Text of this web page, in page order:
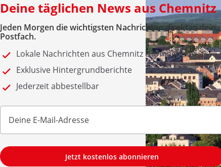
Deine täglichen News aus Chemnitz
Jeden Morgen die wichtigsten Nachrichten direkt in dein
Postfach.
Lokale Nachrichten aus Chemnitz & Umgebung
Exklusive Hintergrundberichte
Jederzeit abbestellbar
Jetzt kostenlos abonnieren